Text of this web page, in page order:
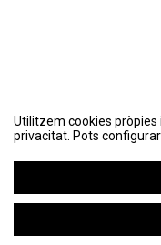
Utilitzem cookies pròpies
privacitat. Pots
Utilitzem cookies pròpies
privacitat. Pots